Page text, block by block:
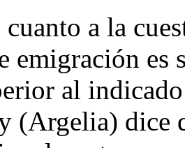
a la
emigración es
al
(Argelia) dice